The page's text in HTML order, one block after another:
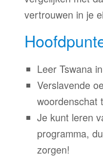
vertrouwen in je
Leer Tswana
Verslavende
woordenschat
Je kunt leren
programma,
zorgen!